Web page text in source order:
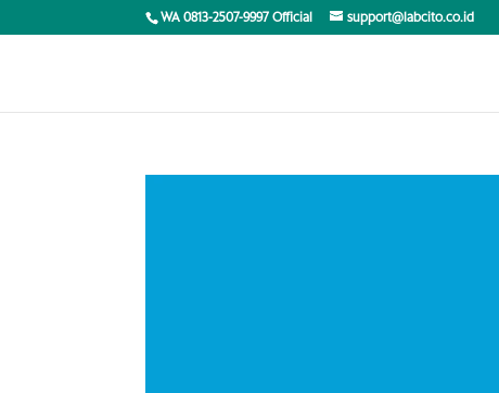
WA 0813-2507-9997 Official support@labcito.co.id